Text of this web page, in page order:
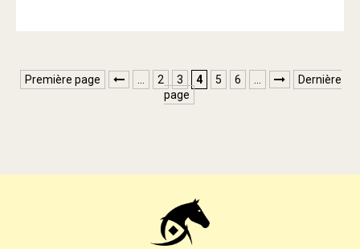
Première page  2 3 4 5 6 
Dernière
page